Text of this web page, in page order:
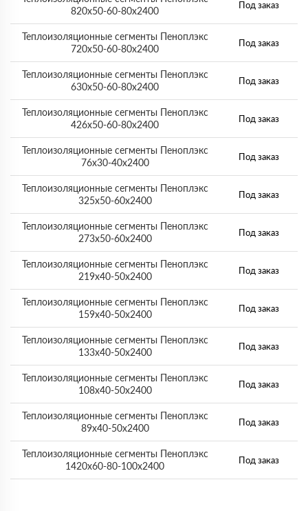
820x50-60-80х2400
Под заказ
Теплоизоляционные сегменты Пеноплэкс
720x50-60-80х2400
Под заказ
Теплоизоляционные сегменты Пеноплэкс
630x50-60-80х2400
Под заказ
Теплоизоляционные сегменты Пеноплэкс
426x50-60-80х2400
Под заказ
Теплоизоляционные сегменты Пеноплэкс
76x30-40х2400
Под заказ
Теплоизоляционные сегменты Пеноплэкс
325x50-60х2400
Под заказ
Теплоизоляционные сегменты Пеноплэкс
273x50-60х2400
Под заказ
Теплоизоляционные сегменты Пеноплэкс
219x40-50х2400
Под заказ
Теплоизоляционные сегменты Пеноплэкс
159x40-50х2400
Под заказ
Теплоизоляционные сегменты Пеноплэкс
133x40-50х2400
Под заказ
Теплоизоляционные сегменты Пеноплэкс
108x40-50х2400
Под заказ
Теплоизоляционные сегменты Пеноплэкс
89x40-50х2400
Под заказ
Теплоизоляционные сегменты Пеноплэкс
1420x60-80-100х2400
Под заказ